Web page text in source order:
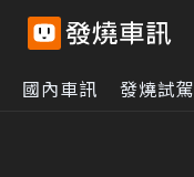
國內車訊 發燒試駕